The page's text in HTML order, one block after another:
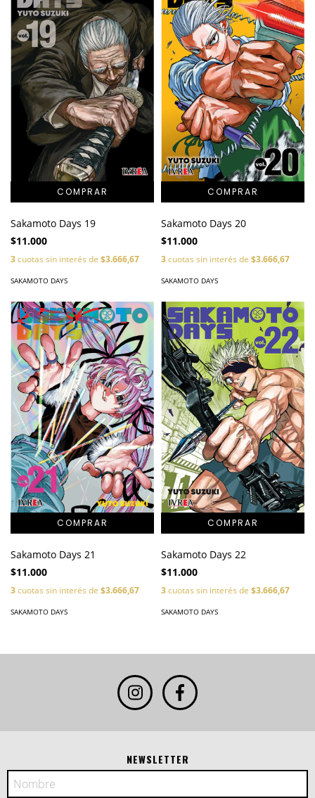
Sakamoto Days 19
$11.000
3cuotas sin interés de $3.666,67
SAKAMOTO DAYS
Sakamoto Days 20
$11.000
3cuotas sin interés de $3.666,67
SAKAMOTO DAYS
Sakamoto Days 21
$11.000
3cuotas sin interés de $3.666,67
SAKAMOTO DAYS
Sakamoto Days 22
$11.000
3cuotas sin interés de $3.666,67
SAKAMOTO DAYS
NEWSLETTER